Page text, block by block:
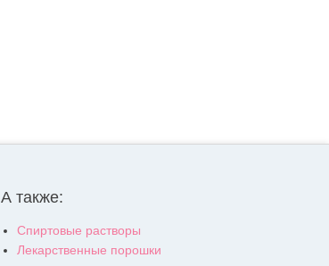
А также:
Спиртовые растворы
Лекарственные порошки